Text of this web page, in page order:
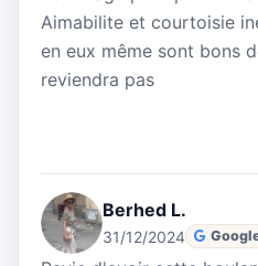
Aimabilite et courtoisie
en eux même sont bons
reviendra pas
Berhed L.
31/12/2024